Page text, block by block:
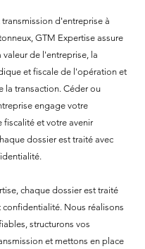
d'entreprise à
GTM Expertise assure
valeur de l'entreprise, la
et fiscale de l'opération et
la transaction. Céder ou
engage votre
fiscalité et votre avenir
dossier est traité avec
chaque dossier est traité
confidentialité. Nous réalisons
structurons vos
et mettons en place